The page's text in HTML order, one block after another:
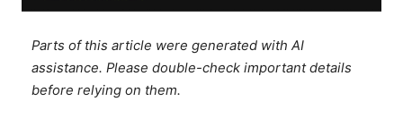
Parts of this article were generated with AI
assistance. Please double-check important details
before relying on them.